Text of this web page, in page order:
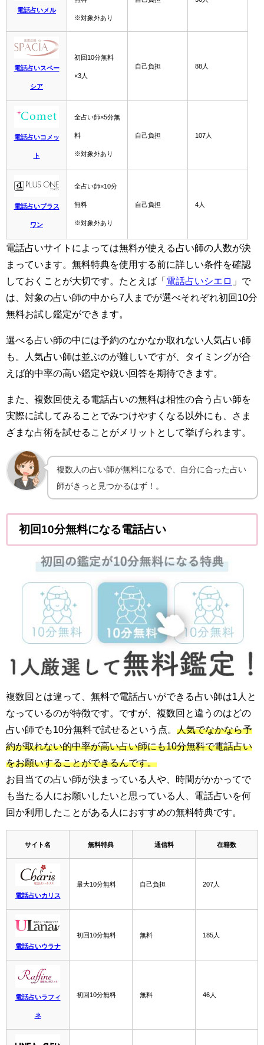
電話占いメル
※対象外あり
電話占いスペー
シア
初回10分無料
×3人
自己負担 88人
電話占いコメッ
ト
全占い師×5分無
料
※対象外あり
自己負担 107人
電話占いプラス
ワン
全占い師×10分
無料
※対象外あり
自己負担 4人
電話占いサイトによっては無料が使える占い師の人数が決
まっています。無料特典を使用する前に詳しい条件を確認
しておくことが大切です。たとえば「 電話占いシエロ 」で
は、対象の占い師の中から7人までが選べそれぞれ初回10分
無料お試し鑑定ができます。
選べる占い師の中には予約のなかなか取れない人気占い師
も。人気占い師は並ぶのが難しいですが、タイミングが合
えば的中率の高い鑑定や鋭い回答を期待できます。
また、複数回使える電話占いの無料は相性の合う占い師を
実際に試してみることでみつけやすくなる以外にも、さま
ざまな占術を試せることがメリットとして挙げられます。
複数人の占い師が無料になるで、自分に合った占い
師がきっと見つかるはず！。
初回10分無料になる電話占い
複数回とは違って、無料で電話占いができる占い師は1人と
なっているのが特徴です。ですが、複数回と違うのはどの
占い師でも10分無料で試せるという点。 人気でなかなら予
約が取れない的中率が高い占い師にも10分無料で電話占い
をお願いすることができるんです。
お目当ての占い師が決まっている人や、時間がかかってで
も当たる人にお願いしたいと思っている人、電話占いを何
回か利用したことがある人におすすめの無料特典です。
サイト名 無料特典 通信料 在籍数
電話占いカリス
最大10分無料 自己負担 207人
電話占いウラナ
初回10分無料 無料 185人
電話占いラフィ
ネ
初回10分無料 無料 46人